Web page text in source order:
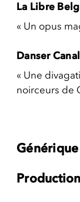
La Libre
« Un opus
Danser
« Une
noirceurs de
Générique
Production